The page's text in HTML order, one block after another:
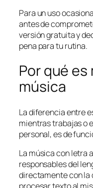
Para un uso
antes de
versión gratuita y
pena para tu rutina.
Por qué
música
La diferencia entre
mientras trabajas o
personal, es de
La música con letra
responsables del
directamente con la